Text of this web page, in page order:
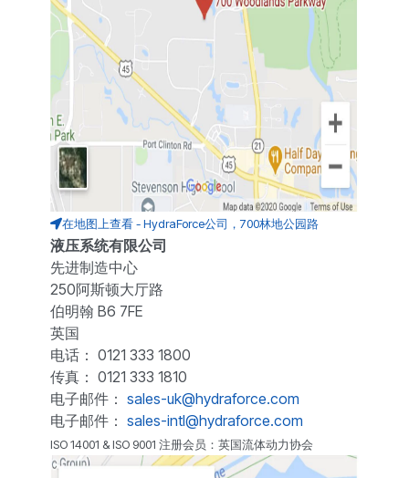
在地图上查看 - HydraForce公司，700林地公园路
液压系统有限公司
先进制造中心
250阿斯顿大厅路
伯明翰 B6 7FE
英国
电话： 0121 333 1800
传真： 0121 333 1810
电子邮件： sales-uk@hydraforce.com
电子邮件： sales-intl@hydraforce.com
ISO 14001 & ISO 9001 注册会员：英国流体动力协会